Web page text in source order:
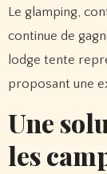
Le glamping,
continue de
lodge tente
proposant une
Une
les